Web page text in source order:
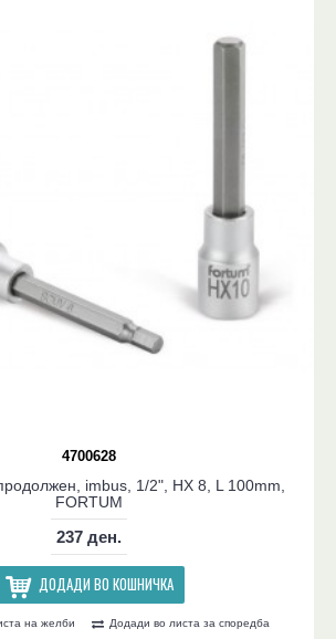
4700628
imbus, 1/2", HX 8, L 100mm,
FORTUM
237 ден.
ДОДАДИ ВО КОШНИЧКА
на желби Додади во листа за споредба